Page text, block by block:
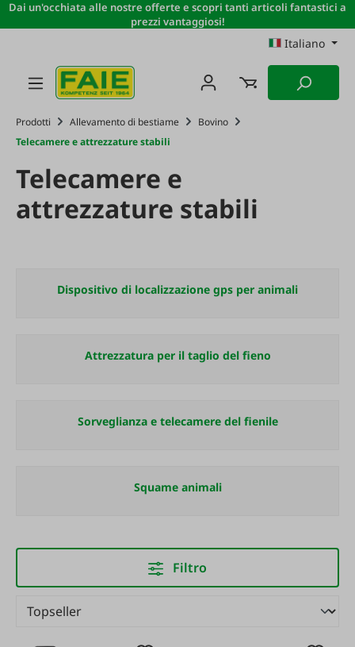
Passa al contenuto principale
Dai un'occhiata alle nostre offerte e scopri tanti articoli fantastici a
prezzi vantaggiosi!
Italiano
Prodotti Allevamento di bestiame
Bovino
Telecamere e attrezzature stabili
Telecamere e
attrezzature stabili
Dispositivo di localizzazione gps per animali
Attrezzatura per il taglio del fieno
Sorveglianza e telecamere del fienile
Squame animali
Filtro